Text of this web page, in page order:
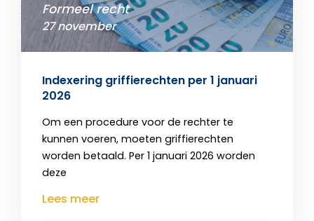
Formeel recht
27 november
Indexering griffierechten per 1 januari
2026
Om een procedure voor de rechter te
kunnen voeren, moeten griffierechten
worden betaald. Per 1 januari 2026 worden
deze
Lees meer